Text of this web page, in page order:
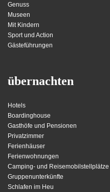
Genuss
Museen
Mit Kindern
Sport und Action
Gästeführungen
übernachten
Hotels
Boardinghouse
Gasthöfe und Pensionen
Privatzimmer
Ferienhäuser
Ferienwohnungen
Camping- und Reisemobilstellplätze
Gruppenunterkünfte
Schlafen im Heu